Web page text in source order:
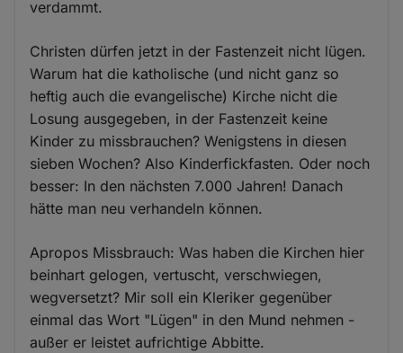
verdammt.
Christen dürfen jetzt in der Fastenzeit nicht lügen.
Warum hat die katholische (und nicht ganz so
heftig auch die evangelische) Kirche nicht die
Losung ausgegeben, in der Fastenzeit keine
Kinder zu missbrauchen? Wenigstens in diesen
sieben Wochen? Also Kinderfickfasten. Oder noch
besser: In den nächsten 7.000 Jahren! Danach
hätte man neu verhandeln können.
Apropos Missbrauch: Was haben die Kirchen hier
beinhart gelogen, vertuscht, verschwiegen,
wegversetzt? Mir soll ein Kleriker gegenüber
einmal das Wort "Lügen" in den Mund nehmen -
außer er leistet aufrichtige Abbitte.